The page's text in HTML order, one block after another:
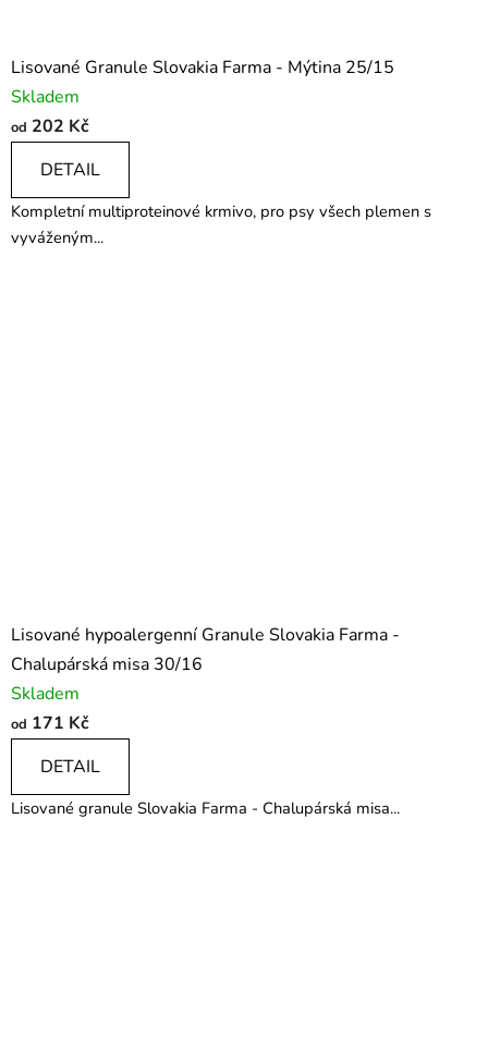
Lisované Granule Slovakia Farma - Mýtina 25/15
Skladem
od 202 Kč
DETAIL
Kompletní multiproteinové krmivo, pro psy všech plemen s
vyváženým...
Lisované hypoalergenní Granule Slovakia Farma -
Chalupárská misa 30/16
Skladem
od 171 Kč
DETAIL
Lisované granule Slovakia Farma - Chalupárská misa...